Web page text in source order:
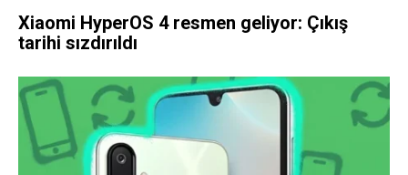
Xiaomi HyperOS 4 resmen geliyor: Çıkış
tarihi sızdırıldı